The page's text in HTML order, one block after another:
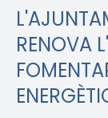
RENOVA